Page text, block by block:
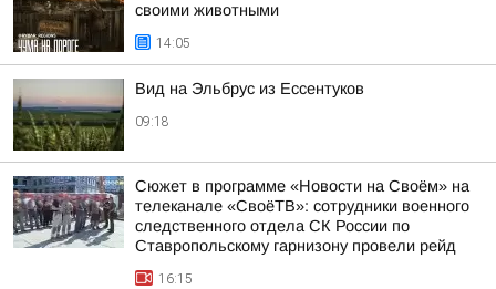
своими животными
14:05
Вид на Эльбрус из Ессентуков
09:18
Сюжет в программе «Новости на Своём» на
телеканале «СвоёТВ»: сотрудники военного
следственного отдела СК России по
Ставропольскому гарнизону провели рейд
16:15